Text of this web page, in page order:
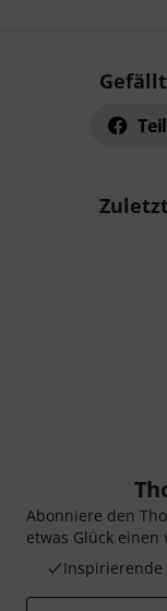
Abonniere den
etwas Glück einen
Inspirierende